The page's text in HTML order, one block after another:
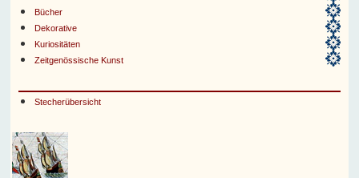
Bücher
Dekorative
Kuriositäten
Zeitgenössische Kunst
Stecherübersicht